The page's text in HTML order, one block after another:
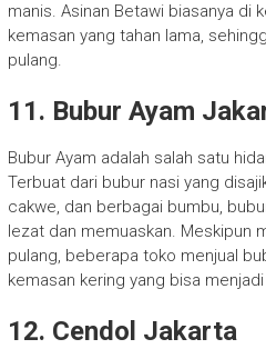
manis. Asinan Betawi biasanya di
kemasan yang tahan lama,
pulang.
11. Bubur Ayam
Bubur Ayam adalah salah satu
Terbuat dari bubur nasi yang
cakwe, dan berbagai bumbu,
lezat dan memuaskan. Meskipun
pulang, beberapa toko menjual
kemasan kering yang bisa
12. Cendol Jakarta